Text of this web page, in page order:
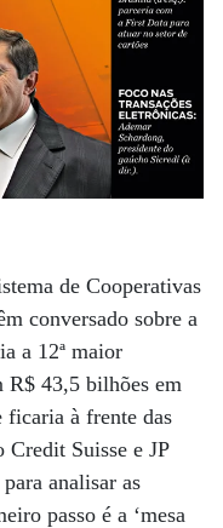
de Cooperativas
conversado sobre a
a 12ª maior
43,5 bilhões em
ficaria à frente das
Suisse e JP
analisar as
passo é a ‘mesa